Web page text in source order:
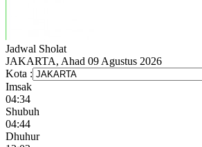
Jadwal Sholat
JAKARTA, Ahad 09 Agustus 2026
Kota :
Imsak
04:34
Shubuh
04:44
Dhuhur